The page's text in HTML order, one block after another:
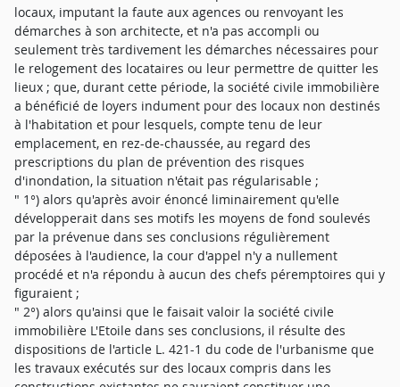
locaux, imputant la faute aux agences ou renvoyant les
démarches à son architecte, et n'a pas accompli ou
seulement très tardivement les démarches nécessaires pour
le relogement des locataires ou leur permettre de quitter les
lieux ; que, durant cette période, la société civile immobilière
a bénéficié de loyers indument pour des locaux non destinés
à l'habitation et pour lesquels, compte tenu de leur
emplacement, en rez-de-chaussée, au regard des
prescriptions du plan de prévention des risques
d'inondation, la situation n'était pas régularisable ;
" 1°) alors qu'après avoir énoncé liminairement qu'elle
développerait dans ses motifs les moyens de fond soulevés
par la prévenue dans ses conclusions régulièrement
déposées à l'audience, la cour d'appel n'y a nullement
procédé et n'a répondu à aucun des chefs péremptoires qui y
figuraient ;
" 2°) alors qu'ainsi que le faisait valoir la société civile
immobilière L'Etoile dans ses conclusions, il résulte des
dispositions de l'article L. 421-1 du code de l'urbanisme que
les travaux exécutés sur des locaux compris dans les